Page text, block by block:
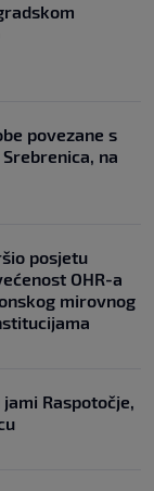
povezane s
na
posjetu
OHR-a
mirovnog
Raspotočje,